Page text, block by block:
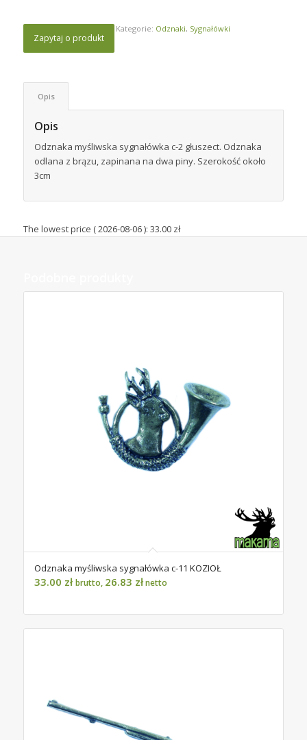
Kategorie: Odznaki, Sygnałówki
Zapytaj o produkt
Opis
Opis
Odznaka myśliwska sygnałówka c-2 głuszect. Odznaka
odlana z brązu, zapinana na dwa piny. Szerokość około
3cm
The lowest price (2026-08-06): 33.00 zł
Odznaka myśliwska sygnałówka c-11 KOZIOŁ
33.00 zł brutto, 26.83 złnetto